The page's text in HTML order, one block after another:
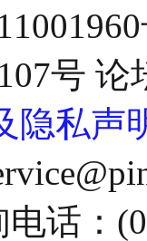
号
隐私声
话：